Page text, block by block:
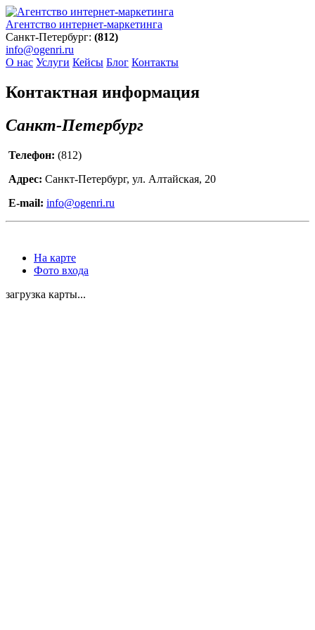
Агентство интернет-маркетинга
Санкт-Петербург: (812)
info@ogenri.ru
О нас Услуги Кейсы Блог Контакты
Контактная информация
Санкт-Петербург
Телефон: (812)
Адрес: Санкт-Петербург, ул. Алтайская, 20
E-mail: info@ogenri.ru
На карте
Фото входа
загрузка карты...